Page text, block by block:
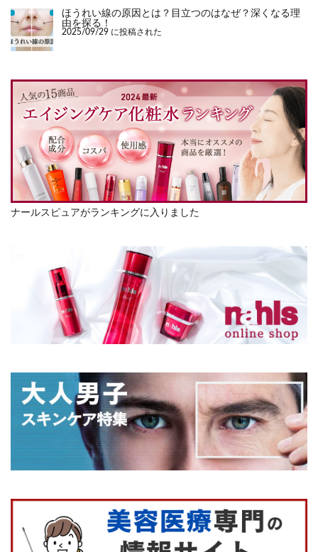
ほうれい線の原因とは？目立つのはなぜ？深くなる理
由を探る！
2025/09/29 に投稿された
ナールスピュアがランキングに入りました